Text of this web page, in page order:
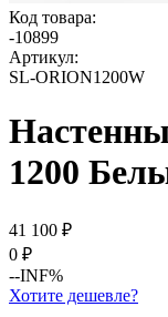
Код товара:
-10899
Артикул:
SL-ORION1200W
1200
41 100 ₽
0 ₽
--INF%
Хотите дешевле?